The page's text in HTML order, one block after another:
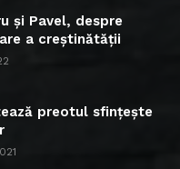
și Pavel, despre
a creștinătății
preotul sfințește